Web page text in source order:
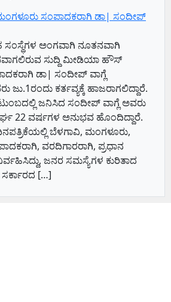
ಸಂಪಾದಕರಾಗಿ ಡಾ| ಸಂದೀಪ್
ಸಂಸ್ಥೆಗಳ ಅಂಗವಾಗಿ ನೂತನವಾಗಿ
ಸುದ್ದಿ ಮೀಡಿಯಾ ಹೌಸ್
ಡಾ| ಸಂದೀಪ್ ವಾಗ್ಲೆ
ಜು.1ರಂದು ಕರ್ತವ್ಯಕ್ಕೆ ಹಾಜರಾಗಲಿದ್ದಾರೆ.
ಜನಿಸಿದ ಸಂದೀಪ್ ವಾಗ್ಲೆ ಅವರು
22 ವರ್ಷಗಳ ಅನುಭವ ಹೊಂದಿದ್ದಾರೆ.
ಬೆಳಗಾವಿ, ಮಂಗಳೂರು,
ವರದಿಗಾರರಾಗಿ, ಪ್ರಧಾನ
ಜನರ ಸಮಸ್ಯೆಗಳ ಕುರಿತಾದ
[…]